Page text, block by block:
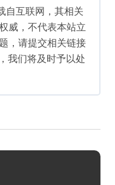
自互联网，其相关
威，不代表本站立
，请提交相关链接
我们将及时予以处